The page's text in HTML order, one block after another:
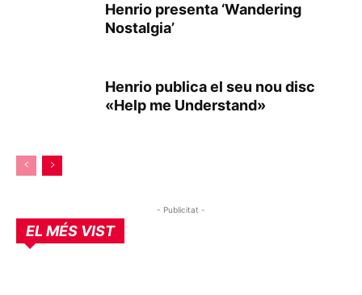
Henrio presenta ‘Wandering
Nostalgia’
Henrio publica el seu nou disc
«Help me Understand»
- Publicitat -
EL MÉS VIST